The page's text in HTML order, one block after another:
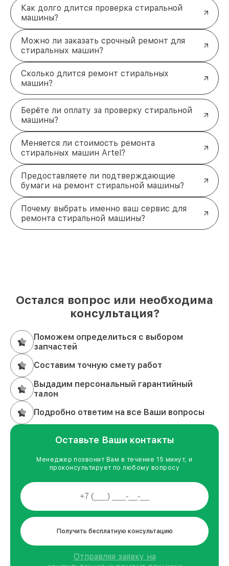
обсуждается заранее, без скрытых доплат.
Чистый результат: доверьте
ремонт профессионалам
Работа техники зависит от множества факторов, и
только опытный специалист способен учесть все
нюансы. Мы обеспечим качественное
восстановлениестиральной машины artel
, чтобы
она снова радовала своей надёжностью. Оставьте
заявку по телефону +7 (495) 152-68-30 или
приезжайте по адресу улица Сущёвский Вал, 5с1
для консультации и ремонта!
Как долго длится проверка стиральной
машины?
Можно ли заказать срочный ремонт для
стиральных машин?
Сколько длится ремонт стиральных
машин?
Берёте ли оплату за проверку стиральной
машины?
Меняется ли стоимость ремонта
стиральных машин Artel?
Предоставляете ли подтверждающие
бумаги на ремонт стиральной машины?
Почему выбрать именно ваш сервис для
ремонта стиральной машины?
Остался вопрос или необходима
консультация?
Поможем определиться с выбором
запчастей
Составим точную смету работ
Выдадим персональный гарантийный
талон
Подробно ответим на все Ваши вопросы
Оставьте Ваши контакты
Менеджер позвонит Вам в течение 15 минут, и
проконсультирует по любому вопросу
Получить бесплатную консультацию
Отправляя заявку на